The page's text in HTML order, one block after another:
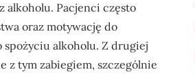
alkoholu. Pacjenci często
oraz motywację do
alkoholu. Z drugiej
z tym zabiegiem, szczególnie